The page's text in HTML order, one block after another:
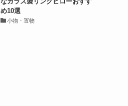
め10選
小物・置物